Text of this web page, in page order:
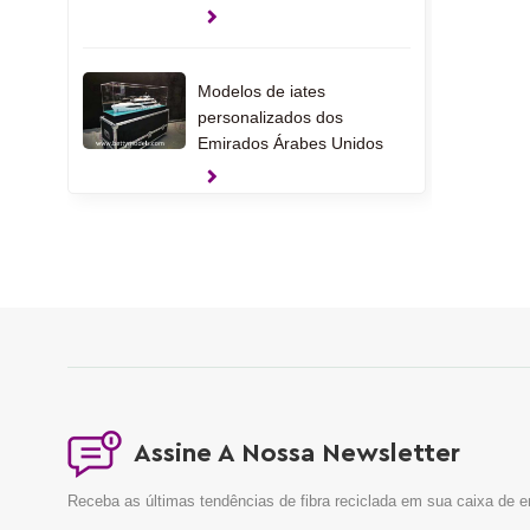
Modelos de iates
personalizados dos
Emirados Árabes Unidos
Assine A Nossa Newsletter
Receba as últimas tendências de fibra reciclada em sua caixa de